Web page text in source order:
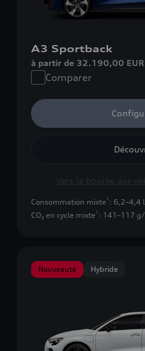
A3 Sportback
à partir de 32.190,00 EUR
Comparer
Vers la bourse aux
Consommation mixte 1 : 6,2–4,4
CO₂ en cycle mixte 1 : 141–117
Nouveauté Hybride